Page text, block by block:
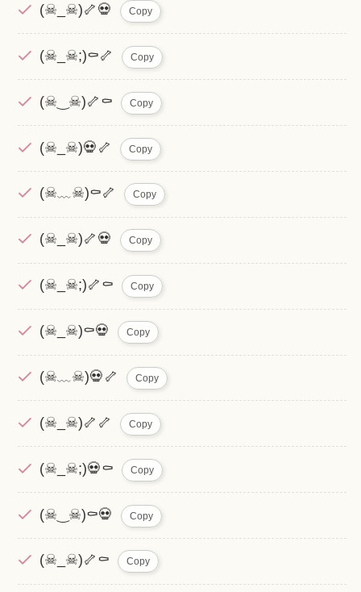
(☠_☠)🦴💀 Copy
(☠_☠;)⚰️🦴 Copy
(☠‿☠)🦴⚰️ Copy
(☠_☠)💀🦴 Copy
(☠﹏☠)⚰️🦴 Copy
(☠_☠)🦴💀 Copy
(☠_☠;)🦴⚰️ Copy
(☠_☠)⚰️💀 Copy
(☠﹏☠)💀🦴 Copy
(☠_☠)🦴🦴 Copy
(☠_☠;)💀⚰️ Copy
(☠‿☠)⚰️💀 Copy
(☠_☠)🦴⚰️ Copy